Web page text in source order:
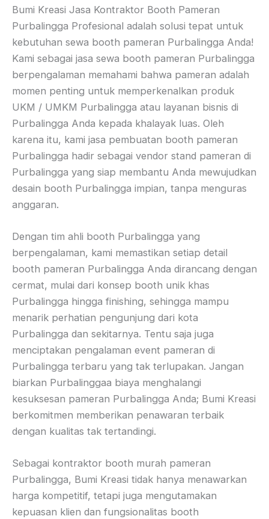
Bumi Kreasi Jasa Kontraktor Booth Pameran
Purbalingga Profesional adalah solusi tepat untuk
kebutuhan sewa booth pameran Purbalingga Anda!
Kami sebagai jasa sewa booth pameran Purbalingga
berpengalaman memahami bahwa pameran adalah
momen penting untuk memperkenalkan produk
UKM / UMKM Purbalingga atau layanan bisnis di
Purbalingga Anda kepada khalayak luas. Oleh
karena itu, kami jasa pembuatan booth pameran
Purbalingga hadir sebagai vendor stand pameran di
Purbalingga yang siap membantu Anda mewujudkan
desain booth Purbalingga impian, tanpa menguras
anggaran.
Dengan tim ahli booth Purbalingga yang
berpengalaman, kami memastikan setiap detail
booth pameran Purbalingga Anda dirancang dengan
cermat, mulai dari konsep booth unik khas
Purbalingga hingga finishing, sehingga mampu
menarik perhatian pengunjung dari kota
Purbalingga dan sekitarnya. Tentu saja juga
menciptakan pengalaman event pameran di
Purbalingga terbaru yang tak terlupakan. Jangan
biarkan Purbalinggaa biaya menghalangi
kesuksesan pameran Purbalingga Anda; Bumi Kreasi
berkomitmen memberikan penawaran terbaik
dengan kualitas tak tertandingi.
Sebagai kontraktor booth murah pameran
Purbalingga, Bumi Kreasi tidak hanya menawarkan
harga kompetitif, tetapi juga mengutamakan
kepuasan klien dan fungsionalitas booth